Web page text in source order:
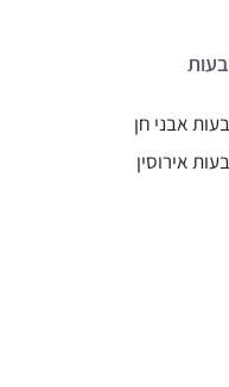
אבני חן
אירוסין